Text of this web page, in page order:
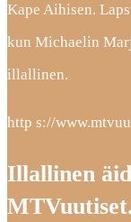
Kape Aihisen.
kun Michaelin
illallinen.
http s://
Illallinen